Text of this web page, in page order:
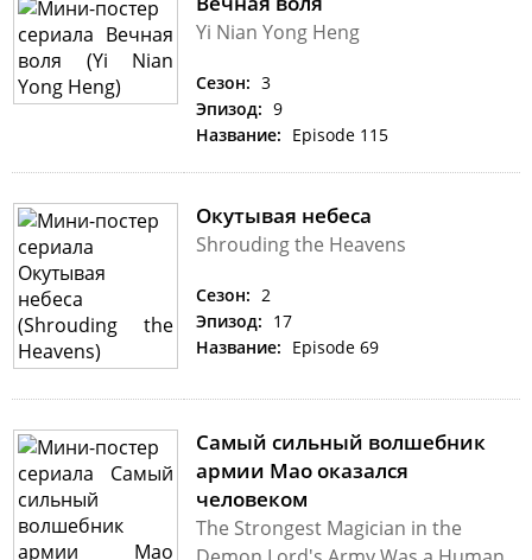
Yi Nian Yong Heng
Сезон: 3
Эпизод: 9
Название: Episode 115
Окутывая небеса
Shrouding the Heavens
Сезон: 2
Эпизод: 17
Название: Episode 69
Самый сильный волшебник
армии Мао оказался
человеком
The Strongest Magician in the